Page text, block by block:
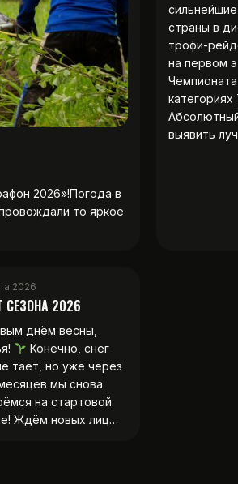
2026»!Погода в
то яркое
страны в
трофи-
на первом
категориях
выявить
2026
СЕЗОНА 2026
днём весны,
Конечно, снег
тает, но уже через
мы снова
на стартовой
Ждём новых лиц…